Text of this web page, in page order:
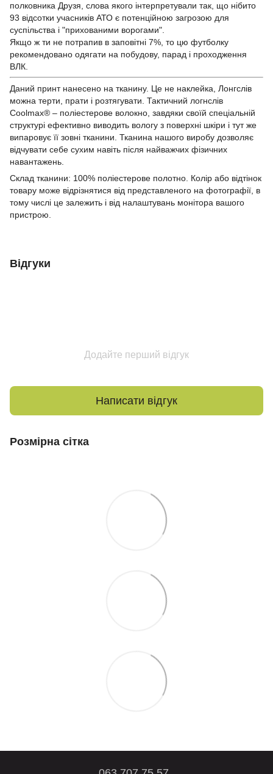
полковника Друзя, слова якого інтерпретували так, що нібито
93 відсотки учасників АТО є потенційною загрозою для
суспільства і "прихованими ворогами".
Якщо ж ти не потрапив в заповітні 7%, то цю футболку
рекомендовано одягати на побудову, парад і проходження
ВЛК.
Даний принт нанесено на тканину. Це не наклейка, Лонгслів
можна терти, прати і розтягувати. Тактичний логнслів
Coolmax® – поліестерове волокно, завдяки своїй спеціальній
структурі ефективно виводить вологу з поверхні шкіри і тут же
випаровує її зовні тканини. Тканина нашого виробу дозволяє
відчувати себе сухим навіть після найважчих фізичних
навантажень.
Склад тканини: 100% поліестерове полотно. Колір або відтінок
товару може відрізнятися від представленого на фотографії, в
тому числі це залежить і від налаштувань монітора вашого
пристрою.
Відгуки
Додайте перший відгук
Написати відгук
Розмірна сітка